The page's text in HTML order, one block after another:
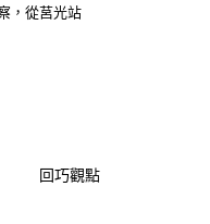
，從莒光站
回巧觀點